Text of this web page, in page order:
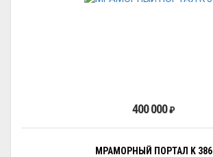
400 000₽
МРАМОРНЫЙ ПОРТАЛ K 386